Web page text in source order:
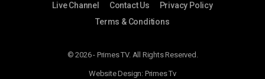
Live Channel Contact Us
Privacy Policy
Terms & Conditions
© 2026 - Primes TV. All Rights Reserved.
Website Design: Primes Tv